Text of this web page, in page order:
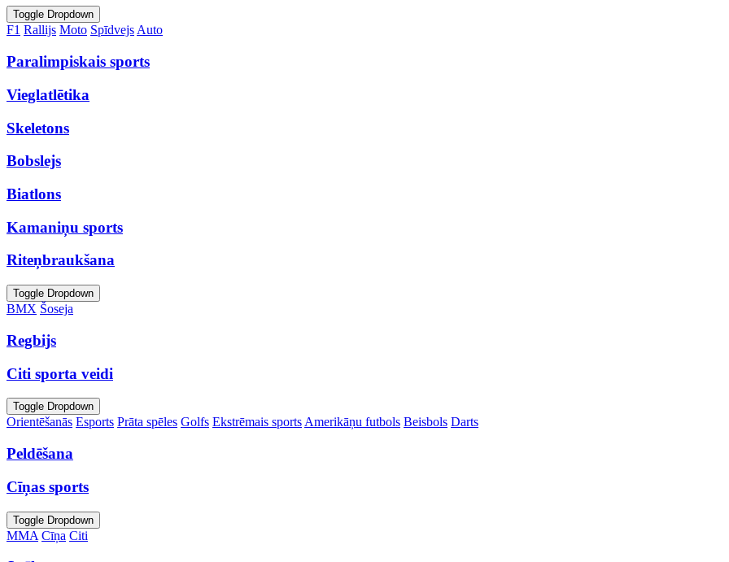
Toggle Dropdown
F1 Rallijs Moto SpīdvejsAuto
Paralimpiskais sports
Vieglatlētika
Skeletons
Bobslejs
Biatlons
Kamaniņu sports
Riteņbraukšana
Toggle Dropdown
BMX Šoseja
Regbijs
Citi sporta veidi
Toggle Dropdown
Orientēšanās Esports Prāta spēles Golfs Ekstrēmais sports Amerikāņu futbols Beisbols Darts
Peldēšana
Cīņas sports
Toggle Dropdown
MMA Cīņa Citi